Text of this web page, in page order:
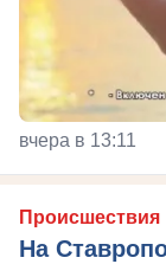
вчера в 13:11
Происшествия
На